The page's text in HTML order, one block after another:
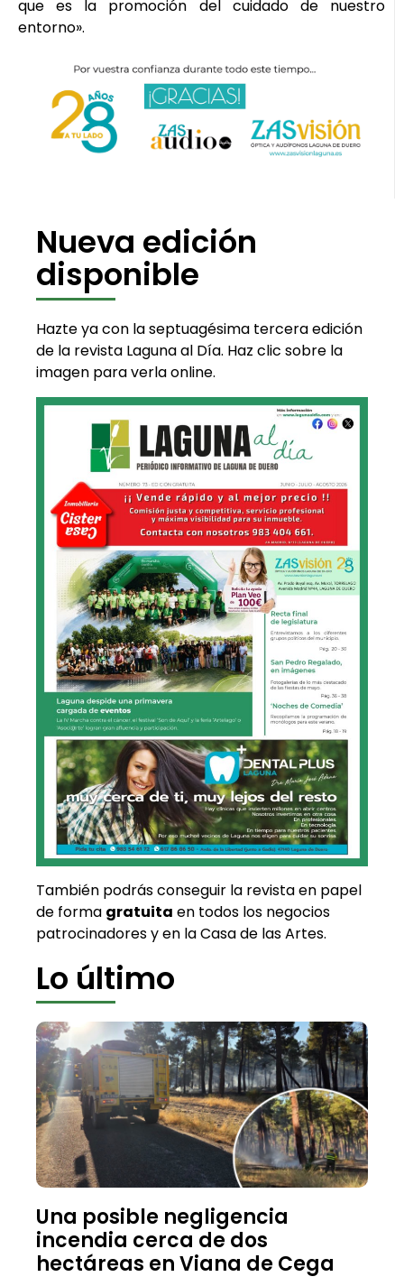
que es la promoción del cuidado de nuestro
entorno».
Nueva edición
disponible
Hazte ya con la septuagésima tercera edición
de la revista Laguna al Día. Haz clic sobre la
imagen para verla online.
También podrás conseguir la revista en papel
de forma gratuita en todos los negocios
patrocinadores y en la Casa de las Artes.
Lo último
Una posible negligencia
incendia cerca de dos
hectáreas en Viana de Cega